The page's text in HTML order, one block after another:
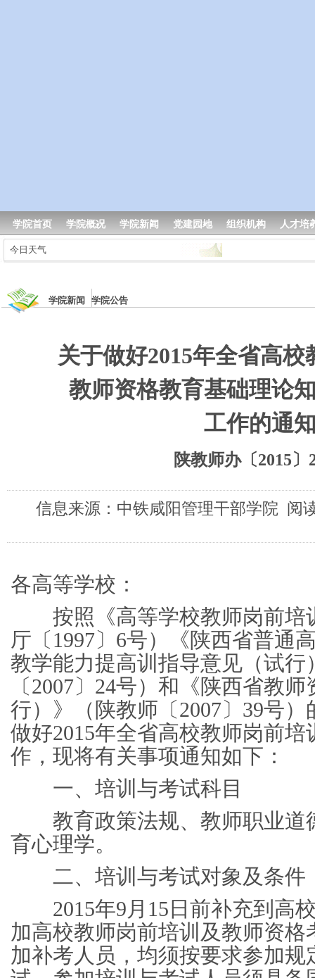
学院首页 学院概况 学院新闻 党建园地 组织机构 人才培
今日天气
学院新闻 学院公告
关于做好2015年全省高
教师资格教育基础理论
工作的通
陕教师办〔2015
信息来源：中铁咸阳管理干部学院 阅
各高等学校：
按照《高等学校教师岗前培
厅〔1997〕6号）《陕西省普通
教学能力提高训指导意见（试行
〔2007〕24号）和《陕西省教
行）》（陕教师〔2007〕39号
做好2015年全省高校教师岗前
作，现将有关事项通知如下：
一、培训与考试科目
教育政策法规、教师职业道
育心理学。
二、培训与考试对象及条
2015年9月15日前补充到高
加高校教师岗前培训及教师资格
加补考人员，均须按要求参加规